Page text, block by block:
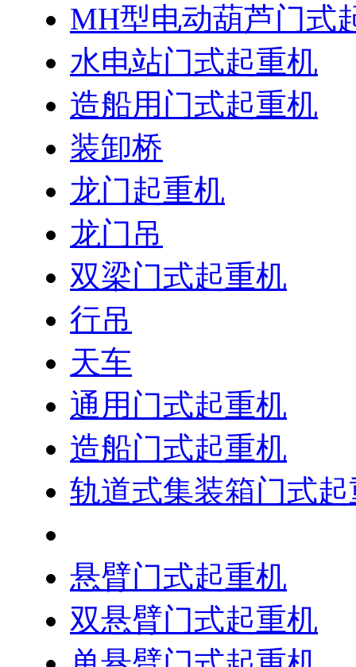
MH型电动葫芦门式
水电站门式起重机
造船用门式起重机
装卸桥
龙门起重机
龙门吊
双梁门式起重机
行吊
天车
通用门式起重机
造船门式起重机
轨道式集装箱门式
悬臂门式起重机
双悬臂门式起重机